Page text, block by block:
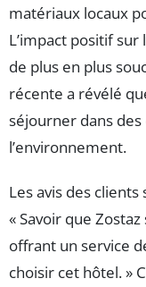
matériaux locaux
L’impact positif
de plus en plus
récente a révélé
séjourner dans
l’environnement.
Les avis des
« Savoir que
offrant un service
choisir cet hôtel. »